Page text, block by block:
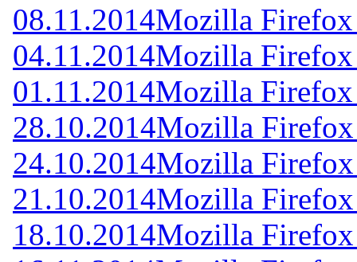
08.11.2014Mozilla
04.11.2014Mozilla
01.11.2014Mozilla
28.10.2014Mozilla
24.10.2014Mozilla
21.10.2014Mozilla
18.10.2014Mozilla